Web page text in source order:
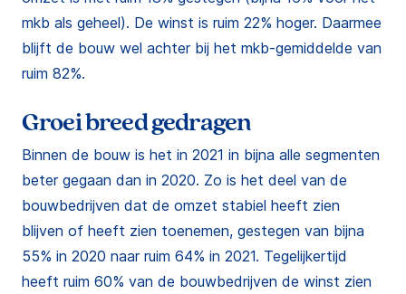
mkb als geheel). De winst is ruim 22% hoger. Daarmee
blijft de bouw wel achter bij het mkb-gemiddelde van
ruim 82%.
Groei breed gedragen
Binnen de bouw is het in 2021 in bijna alle segmenten
beter gegaan dan in 2020. Zo is het deel van de
bouwbedrijven dat de omzet stabiel heeft zien
blijven of heeft zien toenemen, gestegen van bijna
55% in 2020 naar ruim 64% in 2021. Tegelijkertijd
heeft ruim 60% van de bouwbedrijven de winst zien